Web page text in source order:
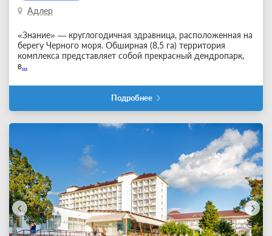
Адлер
«Знание» — круглогодичная здравница, расположенная на
берегу Черного моря. Обширная (8,5 га) территория
комплекса представляет собой прекрасный дендропарк,
в...
Подробнее